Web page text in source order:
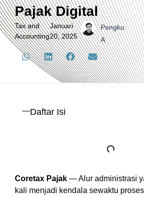
Pajak Digital
Tax and
Accounting
Januari
20, 2025
Pengku.
A
Daftar Isi
Coretax Pajak — Alur administrasi
kali menjadi kendala sewaktu